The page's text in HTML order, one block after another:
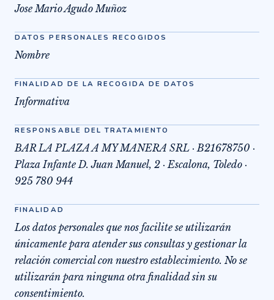
Jose Mario Agudo Muñoz
DATOS PERSONALES RECOGIDOS
Nombre
FINALIDAD DE LA RECOGIDA DE DATOS
Informativa
RESPONSABLE DEL TRATAMIENTO
BAR LA PLAZA A MY MANERA SRL · B21678750 ·
Plaza Infante D. Juan Manuel, 2 · Escalona, Toledo ·
925 780 944
FINALIDAD
Los datos personales que nos facilite se utilizarán
únicamente para atender sus consultas y gestionar la
relación comercial con nuestro establecimiento. No se
utilizarán para ninguna otra finalidad sin su
consentimiento.